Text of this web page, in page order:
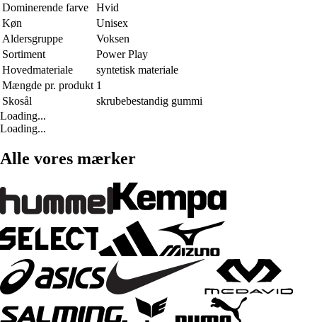
Dominerende farve
Hvid
Køn
Unisex
Aldersgruppe
Voksen
Sortiment
Power Play
Hovedmateriale
syntetisk materiale
Mængde pr. produkt 1
Skosål
skrubebestandig gummi
Loading...
Loading...
Alle vores mærker